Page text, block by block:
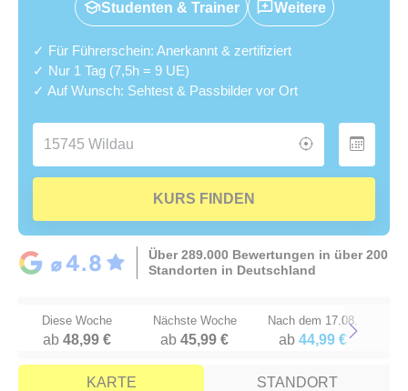
Studenten & Trainer Weitere
✓ Für Führerschein: Anerkannt & zertifiziert
✓ Nur 1 Tag (7,5h = 9 UE)
✓ Auf Wunsch: Sehtest & Passbilder vor Ort
KURS FINDEN
Über 289.000 Bewertungen in über 200
Standorten in Deutschland
Diese Woche
ab48,99 €
Nächste Woche
ab45,99 €
Nach dem 17.08.
ab 44,99 €Next
KARTE STANDORT